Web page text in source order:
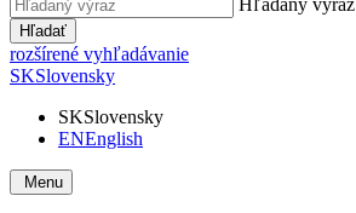
Hľadaný výraz
Hľadať
rozšírené vyhľadávanie
SKSlovensky
SKSlovensky
ENEnglish
Menu